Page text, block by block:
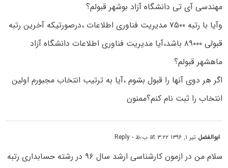
مهندسی آی تی دانشگاه آزاد بوشهر قبولم؟
وآیا با رتبه ۷۵۰۰ مدیریت فناوری اطلاعات ،درصورتیکه آخرین رتبه
قبولی ۸۹۰۰۰ باشد،آیا مدیریت فناوری اطلاعات دانشگاه آزاد
ماهشهر قبولم؟
اگر هر دوی آنها را قبول بشوم ،آیا به ترتیب انتخاب مجبورم اولین
انتخاب را ثبت نام کنم؟ممنون
ابوالفضل تیر ۱, ۱۳۹۶ at ۳:۲۲ ب٫ظ - Reply
سلام من در ازمون کارشناسی ارشد سال ۹۶ در رشته حسابداری رتبه